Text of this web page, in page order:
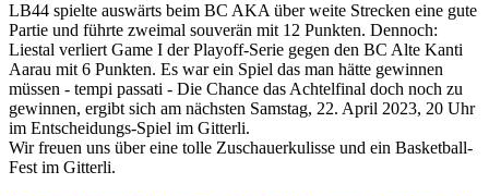
LB44 spielte auswärts beim BC AKA über weite Strecken eine gute
Partie und führte zweimal souverän mit 12 Punkten. Dennoch:
Liestal verliert Game I der Playoff-Serie gegen den BC Alte Kanti
Aarau mit 6 Punkten. Es war ein Spiel das man hätte gewinnen
müssen - tempi passati - Die Chance das Achtelfinal doch noch zu
gewinnen, ergibt sich am nächsten Samstag, 22. April 2023, 20 Uhr
im Entscheidungs-Spiel im Gitterli.
Wir freuen uns über eine tolle Zuschauerkulisse und ein Basketball-
Fest im Gitterli.